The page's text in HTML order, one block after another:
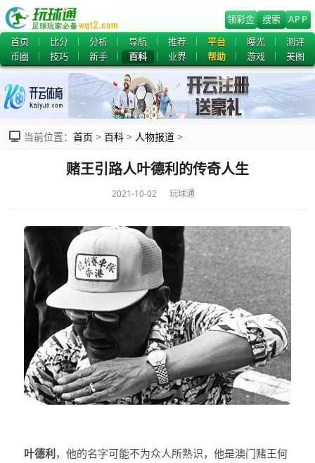
领彩金 搜索
APP
首页
比分 分析 导航 推荐 平台 曝光
测评
币圈
技巧 新手 百科 业界 帮助 游戏 美图
当前位置： 首页 > 百科 > 人物报道 >
赌王引路人叶德利的传奇人生
2021-10-02 玩球通
叶德利，他的名字可能不为众人所熟识，他是澳门赌王何